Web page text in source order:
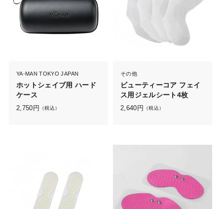
YA-MAN TOKYO JAPAN
ホットシェイブ用 ハード
ケース
2,750 円 （税込）
その他
ビューティーコア フェイ
ス用ジェルシート4枚
2,640 円 （税込）